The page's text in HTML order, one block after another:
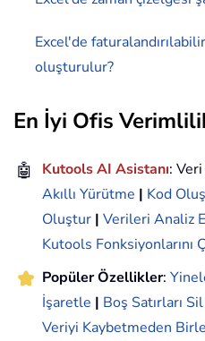
Excel'de
oluşturulur?
En İyi Ofis
🤖 Kutools AI Asistanı:
Akıllı Yürütme | Kod
Oluştur | Verileri Analiz
Kutools Fonksiyonlarını
Popüler Özellikler:
İşaretle | Boş Satırları Sil
Veriyi Kaybetmeden